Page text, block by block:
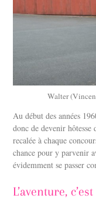
Walter
Au début des années
donc de devenir
recalée à chaque
chance pour y parvenir
évidemment se passer
L’aventure,